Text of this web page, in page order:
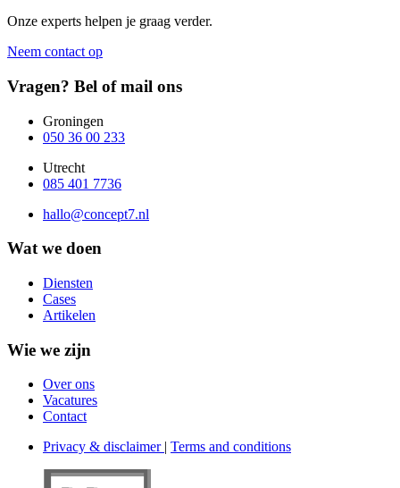
Onze experts helpen je graag verder.
Neem contact op
Vragen? Bel of mail ons
Groningen
050 36 00 233
Utrecht
085 401 7736
hallo@concept7.nl
Wat we doen
Diensten
Cases
Artikelen
Wie we zijn
Over ons
Vacatures
Contact
Privacy & disclaimer Terms and conditions